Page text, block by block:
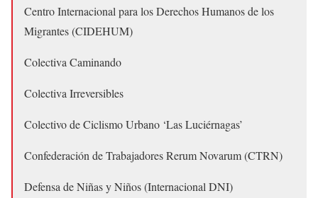
Centro Internacional para los Derechos Humanos de los
Migrantes (CIDEHUM)
Colectiva Caminando
Colectiva Irreversibles
Colectivo de Ciclismo Urbano ‘Las Luciérnagas’
Confederación de Trabajadores Rerum Novarum (CTRN)
Defensa de Niñas y Niños (Internacional DNI)